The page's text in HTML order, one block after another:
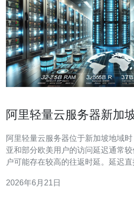
阿里轻量云服务器新加
阿里轻量云服务器位于新加坡地域
亚和部分欧美用户的访问延迟通常
户可能存在较高的往返时延。延迟
加坡地理位置接近东南亚节点，公网
2026年6月21日